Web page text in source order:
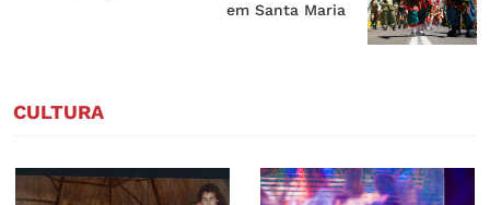
em Santa Maria
CULTURA